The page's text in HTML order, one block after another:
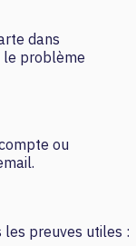
dans
le problème
ou
preuves utiles :